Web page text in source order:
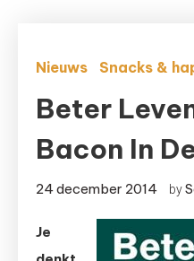
Nieuws Snacks &
Beter
Bacon In
24 december 2014 by
Je